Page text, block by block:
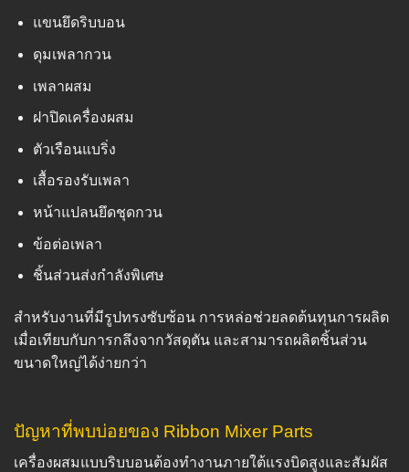
แขนยึดริบบอน
ดุมเพลากวน
เพลาผสม
ฝาปิดเครื่องผสม
ตัวเรือนแบริ่ง
เสื้อรองรับเพลา
หน้าแปลนยึดชุดกวน
ข้อต่อเพลา
ชิ้นส่วนส่งกำลังพิเศษ
สำหรับงานที่มีรูปทรงซับซ้อน การหล่อช่วยลดต้นทุนการผลิต
เมื่อเทียบกับการกลึงจากวัสดุตัน และสามารถผลิตชิ้นส่วน
ขนาดใหญ่ได้ง่ายกว่า
ปัญหาที่พบบ่อยของ Ribbon Mixer Parts
เครื่องผสมแบบริบบอนต้องทำงานภายใต้แรงบิดสูงและสัมผัส